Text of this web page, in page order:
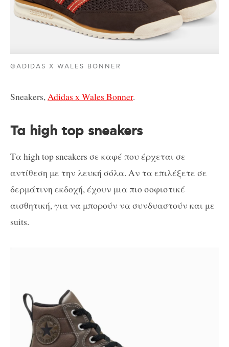
©ADIDAS X WALES BONNER
Sneakers,Adidas x Wales Bonner.
Τα high top sneakers
Τα high top sneakers σε καφέ που έρχεται σε
αντίθεση με την λευκή σόλα. Αν τα επιλέξετε σε
δερμάτινη εκδοχή, έχουν μια πιο σοφιστικέ
αισθητική, για να μπορούν να συνδυαστούν και με
suits.